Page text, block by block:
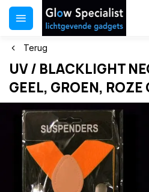
Terug
UV / BLACKLIGHT
GEEL, GROEN, ROZE